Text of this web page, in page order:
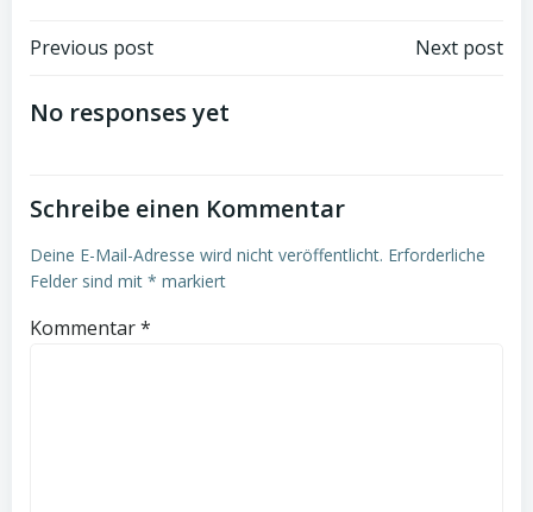
Post
navigation
Previous post Next post
No responses yet
Schreibe einen Kommentar
Deine E-Mail-Adresse wird nicht veröffentlicht. Erforderliche
Felder sind mit * markiert
Kommentar*